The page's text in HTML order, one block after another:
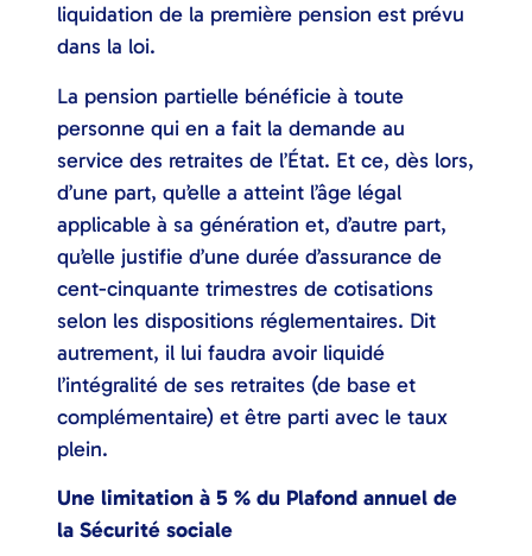
liquidation de la première pension est prévu
dans la loi.
La pension partielle bénéficie à toute
personne qui en a fait la demande au
service des retraites de l’État. Et ce, dès lors,
d’une part, qu’elle a atteint l’âge légal
applicable à sa génération et, d’autre part,
qu’elle justifie d’une durée d’assurance de
cent-cinquante trimestres de cotisations
selon les dispositions réglementaires. Dit
autrement, il lui faudra avoir liquidé
l’intégralité de ses retraites (de base et
complémentaire) et être parti avec le taux
plein.
Une limitation à 5 % du Plafond annuel de
la Sécurité sociale